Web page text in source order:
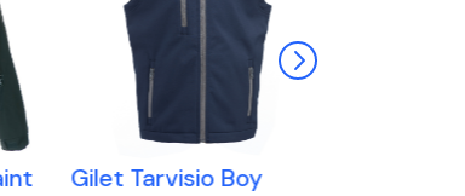
Gilet Tarvisio Boy